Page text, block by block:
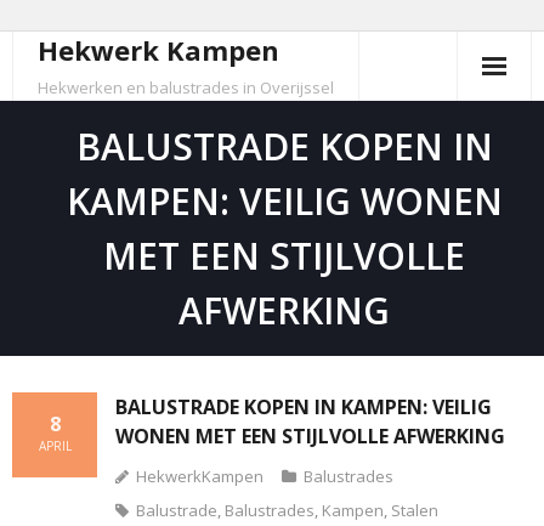
content
Hekwerk Kampen
Hekwerken en balustrades in Overijssel
BALUSTRADE KOPEN IN
KAMPEN: VEILIG WONEN
MET EEN STIJLVOLLE
AFWERKING
BALUSTRADE KOPEN IN KAMPEN: VEILIG
WONEN MET EEN STIJLVOLLE AFWERKING
8
APRIL
HekwerkKampen
Balustrades
Balustrade, Balustrades, Kampen, Stalen